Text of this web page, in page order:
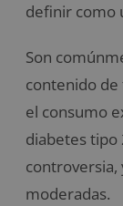
definir como
Son
contenido
el consumo
diabetes tipo
controversia,
moderadas.